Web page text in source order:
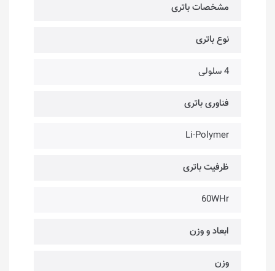
مشخصات باتری
نوع باتری
4 سلولی
فناوری باتری
Li-Polymer
ظرفیت باتری
60WHr
ابعاد و وزن
وزن